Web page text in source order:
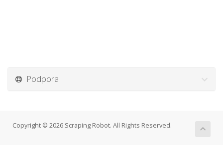
Podpora
Copyright © 2026 Scraping Robot. All Rights Reserved.